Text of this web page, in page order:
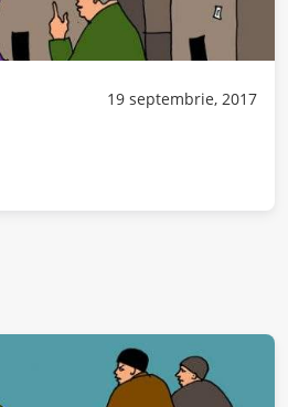
19 septembrie, 2017